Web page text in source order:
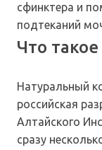
сфинктера и
подтеканий
Что
Натуральный
российская
Алтайского
сразу